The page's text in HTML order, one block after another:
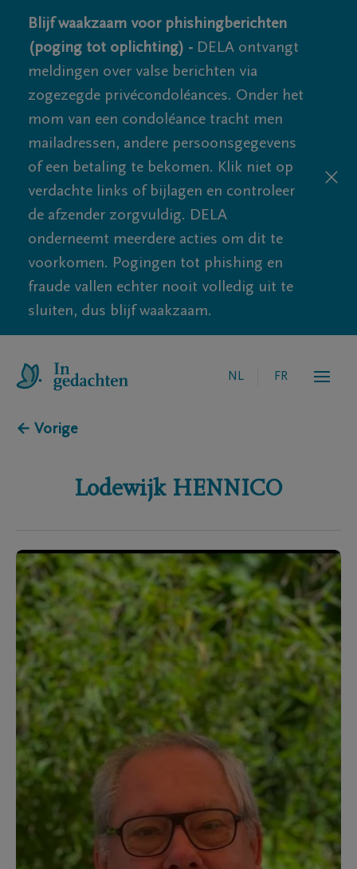
Blijf waakzaam voor phishingberichten
(poging tot oplichting) - DELA ontvangt
meldingen over valse berichten via
zogezegde privécondoléances. Onder het
mom van een condoléance tracht men
mailadressen, andere persoonsgegevens
of een betaling te bekomen. Klik niet op
verdachte links of bijlagen en controleer
de afzender zorgvuldig. DELA
onderneemt meerdere acties om dit te
voorkomen. Pogingen tot phishing en
fraude vallen echter nooit volledig uit te
sluiten, dus blijf waakzaam.
NL FR
← Vorige
Lodewijk HENNICO